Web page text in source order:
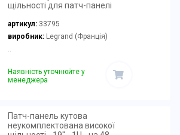
щільності для патч-панелі
артикул: 33795
виробник:Legrand (Франція)
..
Наявність уточнюйте у
менеджера
Патч-панель кутова
неукомплектована високої